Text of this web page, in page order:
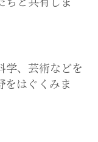
学、芸術などを
をはぐくみま